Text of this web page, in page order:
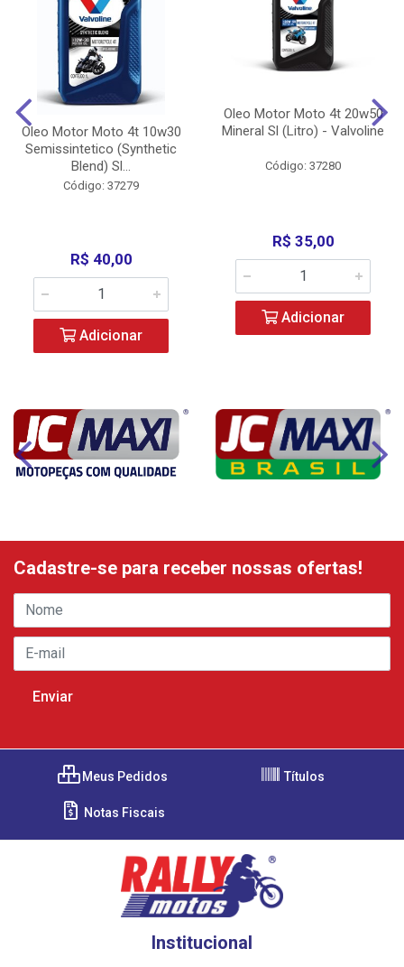
Oleo Motor Moto 4t 10w30
Semissintetico (Synthetic
Blend) Sl...
Código: 37279
R$ 40,00
Adicionar
Oleo Motor Moto 4t 20w50
Mineral Sl (Litro) - Valvoline
Código: 37280
R$ 35,00
Adicionar
Cadastre-se para receber nossas ofertas!
Meus Pedidos Títulos
Notas Fiscais
Institucional